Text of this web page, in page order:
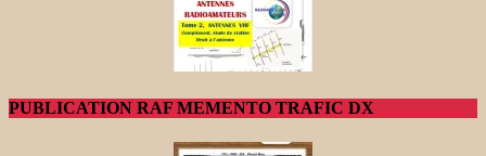
PUBLICATION RAF MEMENTO TRAFIC DX